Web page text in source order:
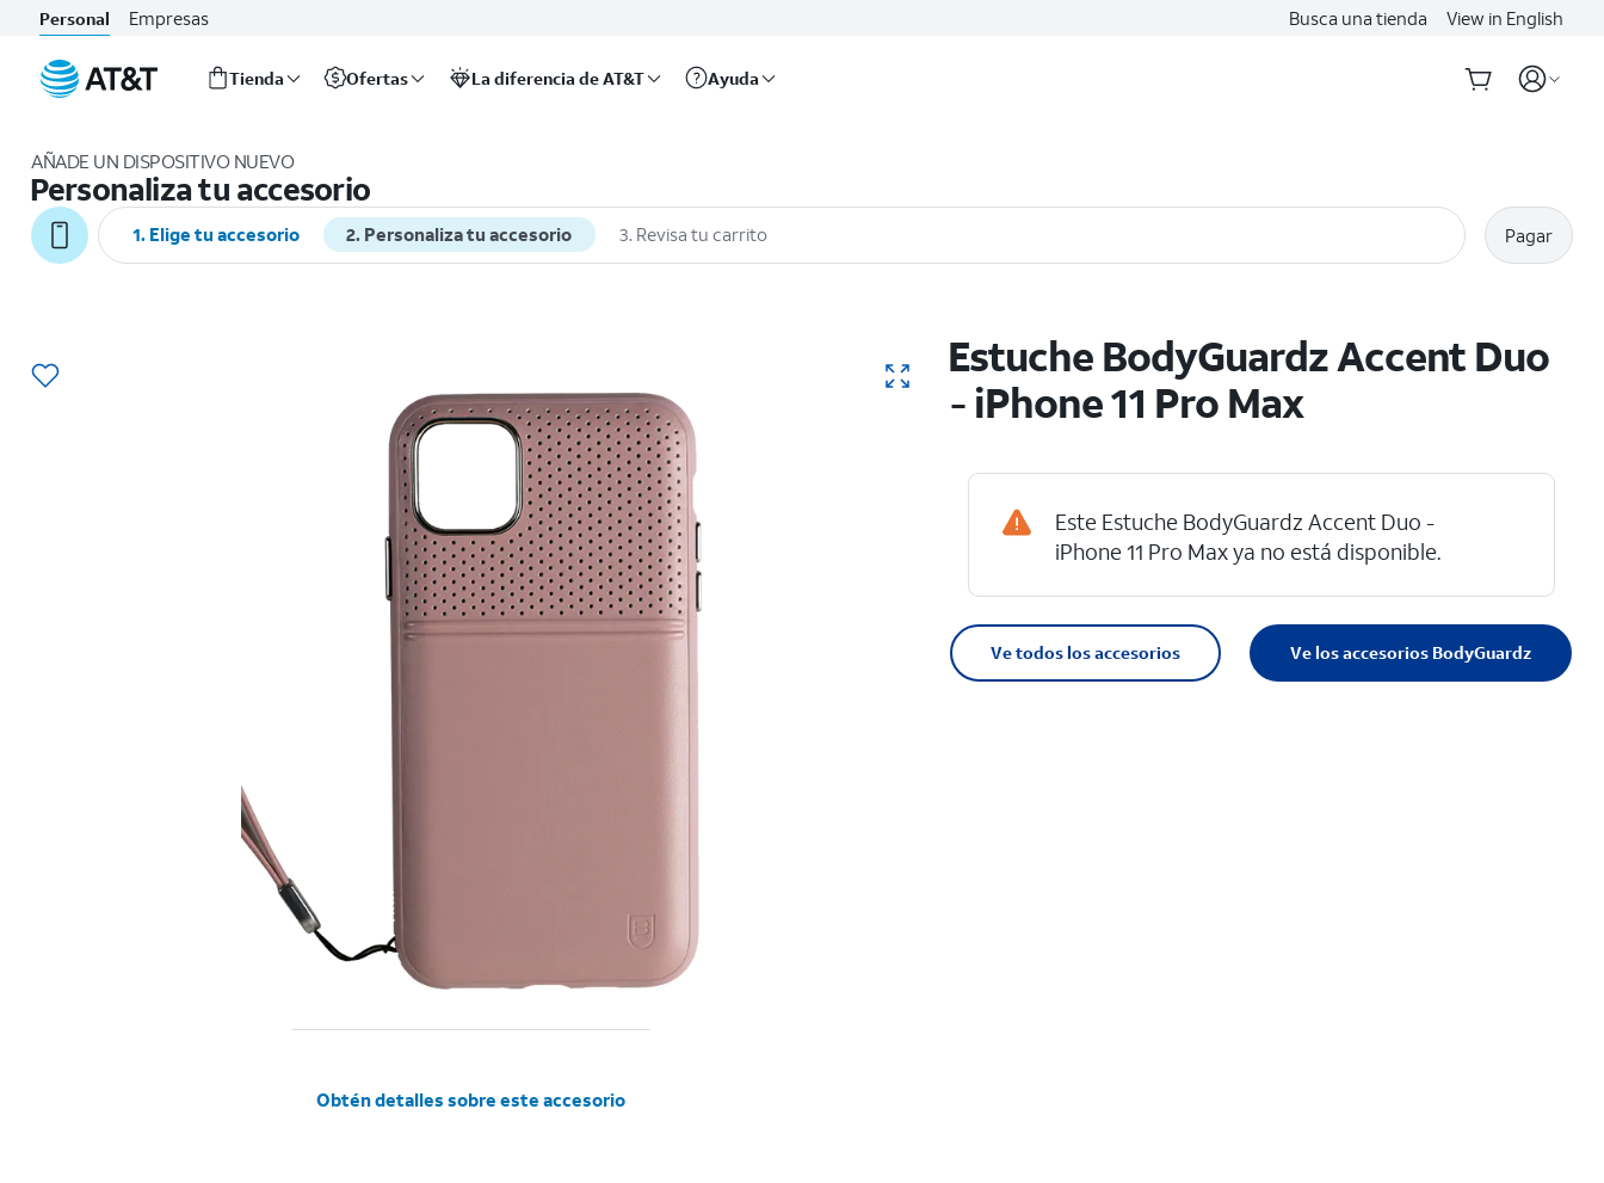
Personal Empresas Busca una tienda View in English
Tienda Ofertas La diferencia de AT&T Ayuda
AÑADE UN DISPOSITIVO NUEVO
Personaliza tu accesorio
1. Elige tu accesorio 2. Personaliza tu accesorio 3. Revisa tu carrito Pagar
Obtén detalles sobre este accesorio
Estuche BodyGuardz Accent Duo
- iPhone 11 Pro Max
Este Estuche BodyGuardz Accent Duo -
iPhone 11 Pro Max ya no está disponible.
Ve todos los accesorios Ve los accesorios BodyGuardz